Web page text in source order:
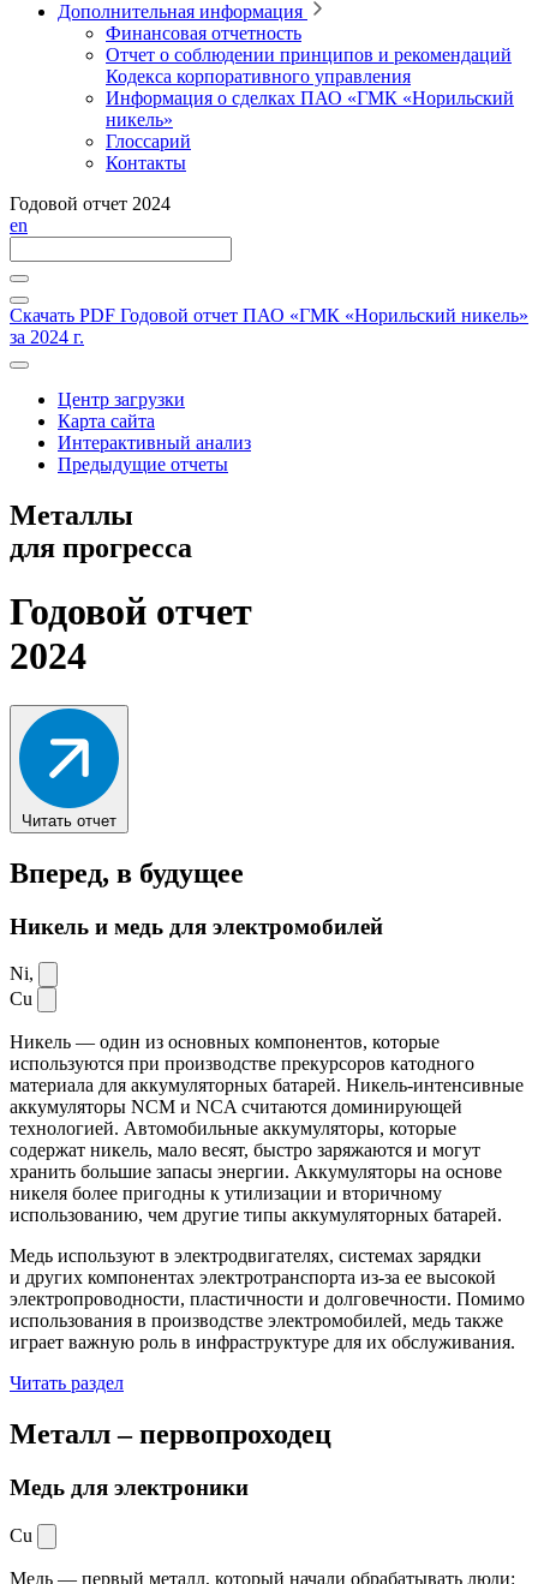
Дополнительная информация
Финансовая отчетность
Отчет о соблюдении принципов и рекомендаций
Кодекса корпоративного управления
Информация о сделках ПАО «ГМК «Норильский
никель»
Глоссарий
Контакты
Годовой отчет 2024
en
Скачать PDF Годовой отчет ПАО «ГМК «Норильский никель»
за 2024 г.
Центр загрузки
Карта сайта
Интерактивный анализ
Предыдущие отчеты
Металлы
для прогресса
Годовой отчет
2024
Читать отчет
Вперед, в будущее
Никель и медь для электромобилей
Ni,
Cu
Никель — один из основных компонентов, которые
используются при производстве прекурсоров катодного
материала для аккумуляторных батарей. Никель-интенсивные
аккумуляторы NCM и NCA считаются доминирующей
технологией. Автомобильные аккумуляторы, которые
содержат никель, мало весят, быстро заряжаются и могут
хранить большие запасы энергии. Аккумуляторы на основе
никеля более пригодны к утилизации и вторичному
использованию, чем другие типы аккумуляторных батарей.
Медь используют в электродвигателях, системах зарядки
и других компонентах электротранспорта из-за ее высокой
электропроводности, пластичности и долговечности. Помимо
использования в производстве электромобилей, медь также
играет важную роль в инфраструктуре для их обслуживания.
Читать раздел
Металл –первопроходец
Медь для электроники
Cu
Медь — первый металл, который начали обрабатывать люди: